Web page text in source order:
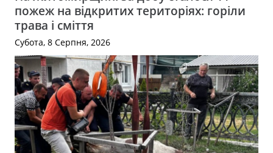
пожеж на відкритих територіях: горіли
трава і сміття
Субота, 8 Серпня, 2026